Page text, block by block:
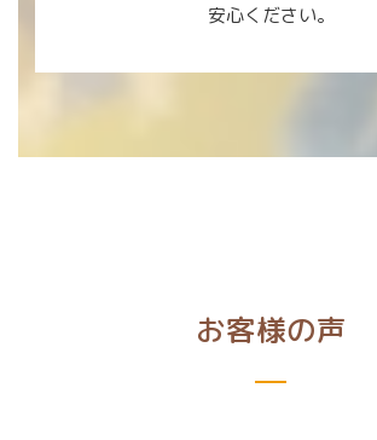
安心ください。
お客様の声